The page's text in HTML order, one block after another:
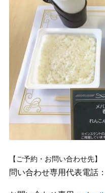
【ご予約・お問い合わせ先】
問い合わせ専用代表電話：